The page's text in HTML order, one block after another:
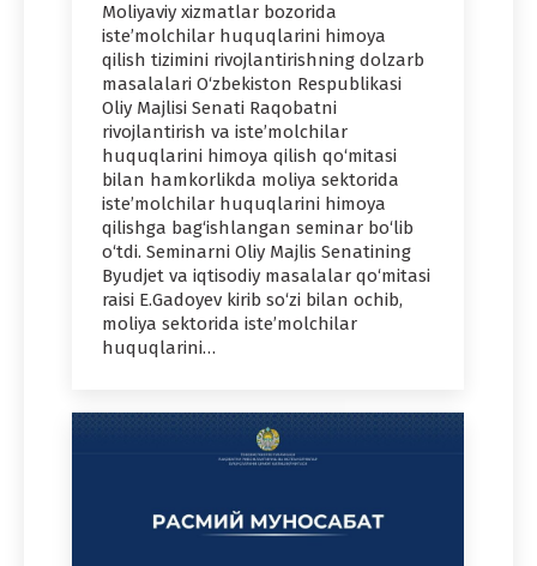
Moliyaviy xizmatlar bozorida
iste’molchilar huquqlarini himoya
qilish tizimini rivojlantirishning dolzarb
masalalari O‘zbekiston Respublikasi
Oliy Majlisi Senati Raqobatni
rivojlantirish va iste’molchilar
huquqlarini himoya qilish qo‘mitasi
bilan hamkorlikda moliya sektorida
iste’molchilar huquqlarini himoya
qilishga bag‘ishlangan seminar bo‘lib
o‘tdi. Seminarni Oliy Majlis Senatining
Byudjet va iqtisodiy masalalar qo‘mitasi
raisi E.Gadoyev kirib so‘zi bilan ochib,
moliya sektorida iste’molchilar
huquqlarini…